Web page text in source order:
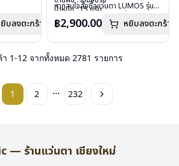
ดแว่น
บลงตะกร้า
น้ำหนัก : 15 กรัม
อุปกรณ์ : กล่องแว่น , ผ้าเช็ดแว่น
การรับประกัน : 2 ปี
หากสนใจสั่งชื้อแว่นตา LUMOS รุ่น
กรุณาติดต่อเราคลิก
฿2,900.00 หยิบลงตะกร้า
1-12 จากทั้งหมด 2781 รายการ
1 2 ... 232
— ร้านแว่นตา เชียงใหม่